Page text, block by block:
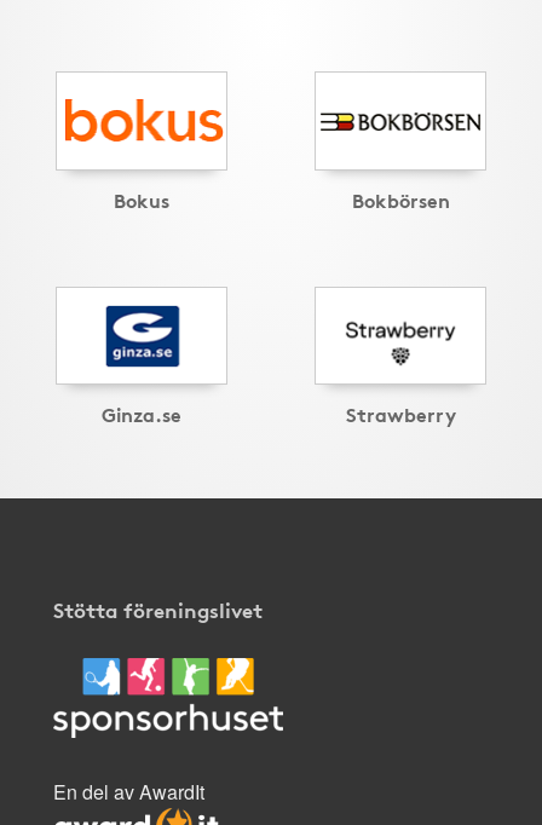
Bokus Bokbörsen
Ginza.se Strawberry
Stötta föreningslivet
En del av AwardIt